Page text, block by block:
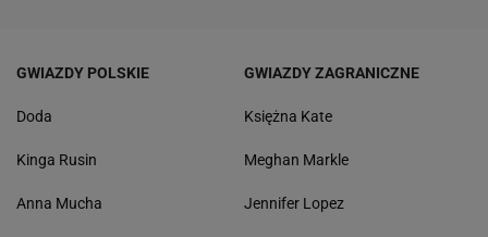
GWIAZDY POLSKIE
Doda
Kinga Rusin
Anna Mucha
GWIAZDY ZAGRANICZNE
Księżna Kate
Meghan Markle
Jennifer Lopez